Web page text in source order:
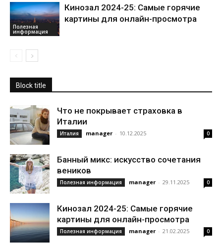
Полезная
информация
Кинозал 2024-25: Самые горячие
картины для онлайн-просмотра
Block title
Что не покрывает страховка в
Италии
Италия manager - 10.12.2025 0
Банный микс: искусство сочетания
веников
Полезная информация manager - 29.11.2025 0
Кинозал 2024-25: Самые горячие
картины для онлайн-просмотра
Полезная информация manager - 21.02.2025 0